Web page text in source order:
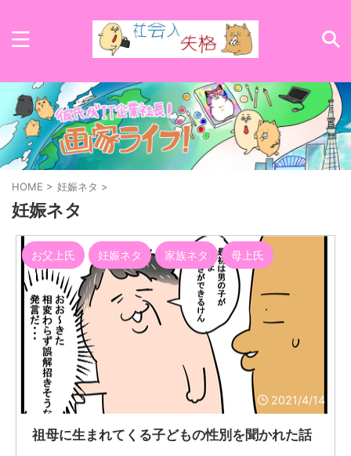
HOME > 妊娠ネタ >
妊娠ネタ
2021/4/14
お父上氏 妊娠ネタ 家族ネタ 母上氏
祖母に生まれてくる子どもの性別を聞かれた話